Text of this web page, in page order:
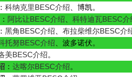
：科纳克里BESC介绍 、博凯。
： 阿比让BESC介绍 、科特迪瓦BESC介
：黑角BESC介绍 、布拉柴维尔BESC介
托努BESC介绍 、波多诺伏。
美BESC介绍。
：达喀尔BESC介绍。